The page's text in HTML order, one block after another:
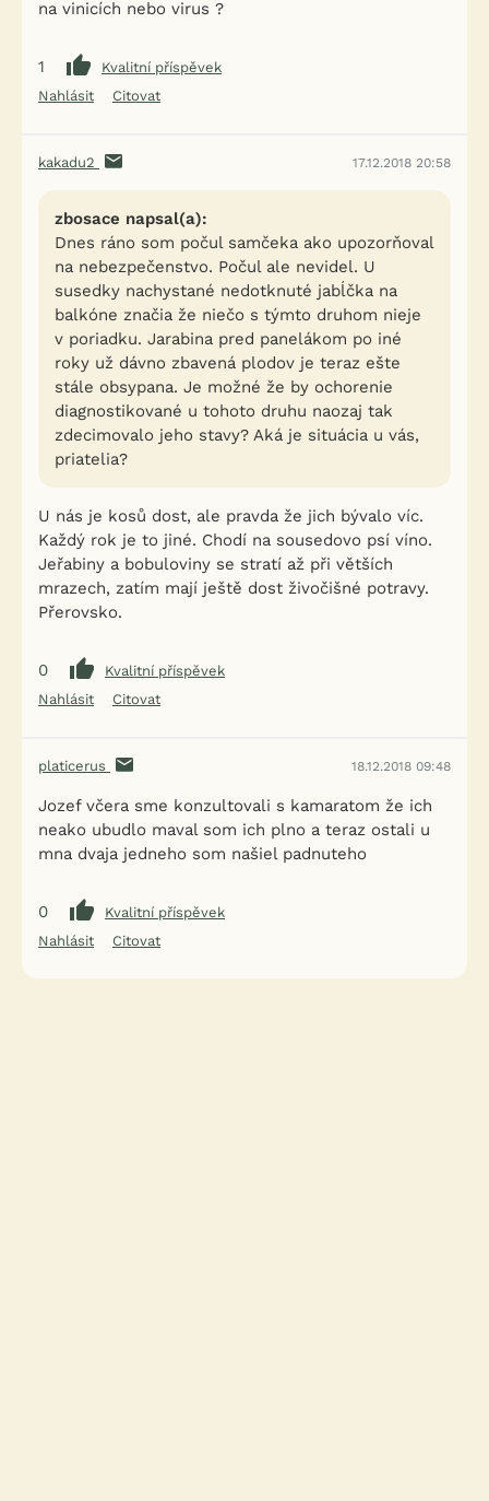
na vinicích nebo virus ?
1
Kvalitní příspěvek
Nahlásit
Citovat
kakadu2 17.12.2018 20:58
zbosace napsal(a):
Dnes ráno som počul samčeka ako upozorňoval
na nebezpečenstvo. Počul ale nevidel. U
susedky nachystané nedotknuté jabĺčka na
balkóne značia že niečo s týmto druhom nieje
v poriadku. Jarabina pred panelákom po iné
roky už dávno zbavená plodov je teraz ešte
stále obsypana. Je možné že by ochorenie
diagnostikované u tohoto druhu naozaj tak
zdecimovalo jeho stavy? Aká je situácia u vás,
priatelia?
U nás je kosů dost, ale pravda že jich bývalo víc.
Každý rok je to jiné. Chodí na sousedovo psí víno.
Jeřabiny a bobuloviny se stratí až při větších
mrazech, zatím mají ještě dost živočišné potravy.
Přerovsko.
0
Kvalitní příspěvek
Nahlásit
Citovat
platicerus 18.12.2018 09:48
Jozef včera sme konzultovali s kamaratom že ich
neako ubudlo maval som ich plno a teraz ostali u
mna dvaja jedneho som našiel padnuteho
0
Kvalitní příspěvek
Nahlásit
Citovat